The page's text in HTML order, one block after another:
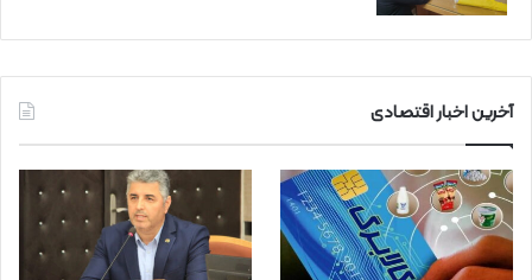
آخرین اخبار اقتصادی